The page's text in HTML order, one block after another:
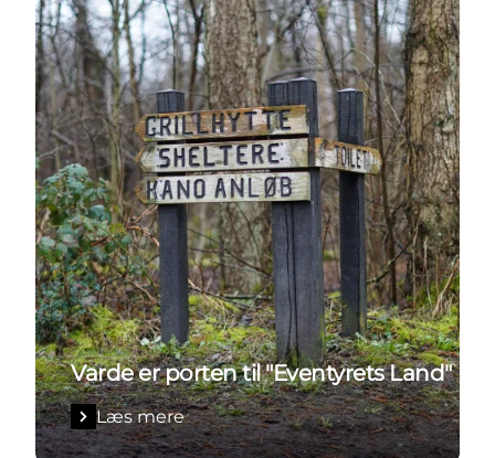
Varde er porten til "Eventyrets Land"
Læs mere